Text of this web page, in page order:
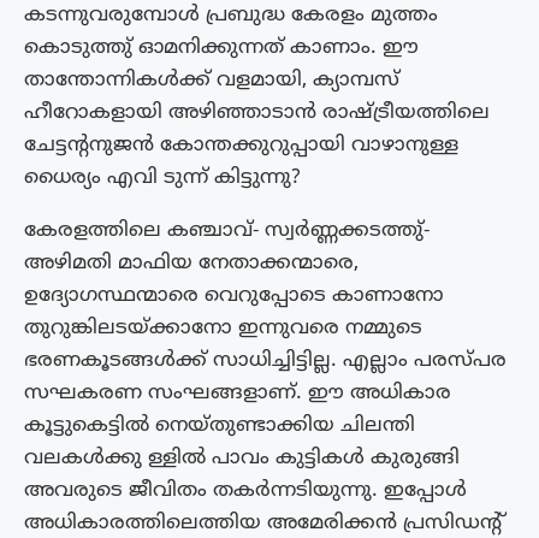
കടന്നുവരുമ്പോൾ പ്രബുദ്ധ കേരളം മുത്തം
കൊടുത്തു് ഓമനിക്കുന്നത് കാണാം. ഈ
താന്തോന്നികൾക്ക് വളമായി, ക്യാമ്പസ്
ഹീറോകളായി അഴിഞ്ഞാടാൻ രാഷ്ട്രീയത്തിലെ
ചേട്ടൻ്റനുജൻ കോന്തക്കുറുപ്പായി വാഴാനുള്ള
ധൈര്യം എവി ടുന്ന് കിട്ടുന്നു?
കേരളത്തിലെ കഞ്ചാവ്- സ്വർണ്ണക്കടത്തു്-
അഴിമതി മാഫിയ നേതാക്കന്മാരെ,
ഉദ്യോഗസ്ഥന്മാരെ വെറുപ്പോടെ കാണാനോ
തുറുങ്കിലടയ്ക്കാനോ ഇന്നുവരെ നമ്മുടെ
ഭരണകൂടങ്ങൾക്ക് സാധിച്ചിട്ടില്ല. എല്ലാം പരസ്‌പര
സഘകരണ സംഘങ്ങളാണ്. ഈ അധികാര
കൂട്ടുകെട്ടിൽ നെയ്‌തുണ്ടാക്കിയ ചിലന്തി
വലകൾക്കു ള്ളിൽ പാവം കുട്ടികൾ കുരുങ്ങി
അവരുടെ ജീവിതം തകർന്നടിയുന്നു. ഇപ്പോൾ
അധികാരത്തിലെത്തിയ അമേരിക്കൻ പ്രസിഡൻ്റ്